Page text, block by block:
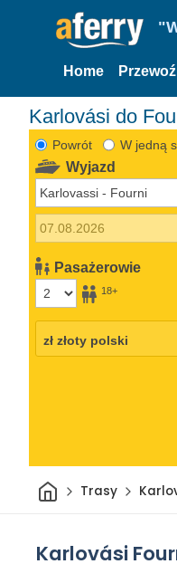
Home
Karlovási do
Powrót W jedną
Wyjazd
Pasażerowie
18+
DomTrasy
Karlovási